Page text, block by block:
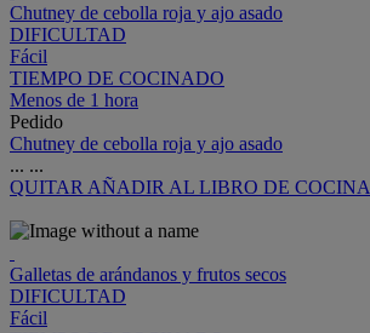
Chutney de cebolla roja y ajo asado
DIFICULTAD
Fácil
TIEMPO DE COCINADO
Menos de 1 hora
Pedido
Chutney de cebolla roja y ajo asado
... ...
QUITAR AÑADIR AL LIBRO DE COCINA
Galletas de arándanos y frutos secos
DIFICULTAD
Fácil